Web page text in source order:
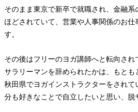
そのまま東京で新卒で就職され、金融
ほどされていて、営業や人事関係のお
す。
その後はフリーのヨガ講師へと転向さ
サラリーマンを辞められたかは、もと
秋田県でヨガインストラクターをされて
分も好きなことで自立したいと思い、脱